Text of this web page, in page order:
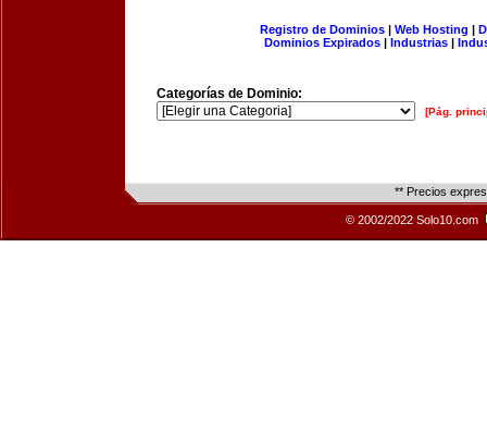
Registro de Dominios| Web Hosting |
Dominios Expirados | Industrias |
Categorías de Dominio:
[Pág.
** Precios
© 2002/2022 Solo10.com